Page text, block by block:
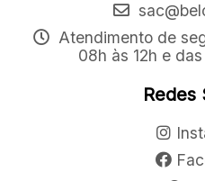
Atendimento de
08h às 12h e
Redes